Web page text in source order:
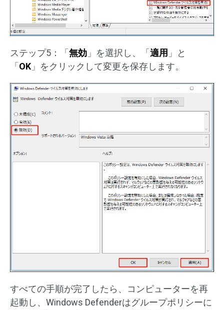
ステップ5：「 無効 」を選択し、「 適用 」と
「 OK 」をクリックして変更を保存します。
すべての手順が完了したら、コンピューターを再
起動し、Windows Defenderはグループポリシーに